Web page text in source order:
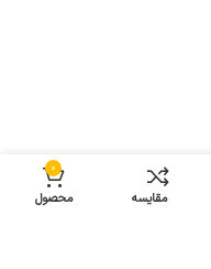
مقایسه
0
محصول